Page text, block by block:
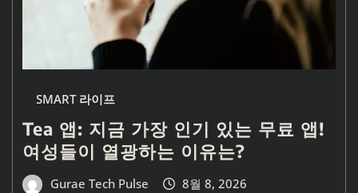
SMART 라이프
Tea 앱: 지금 가장 인기 있는 무료 앱!
여성들이 열광하는 이유는?
Gurae Tech Pulse 8월 8, 2026